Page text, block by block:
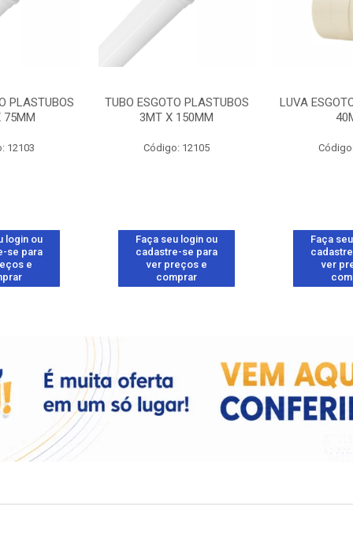
PLASTUBOS
75MM
12103
login ou
se para
e
TUBO ESGOTO PLASTUBOS
3MT X 150MM
Código: 12105
Faça seu login ou
cadastre-se para
ver preços e
comprar
LUVA
Faça
ver